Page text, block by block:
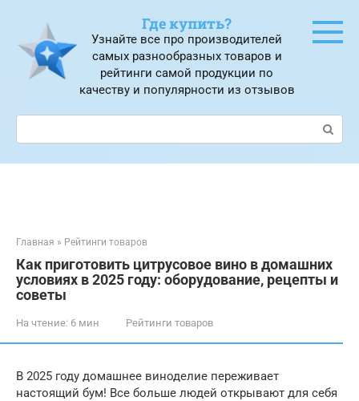
контенту
Где купить?
Узнайте все про производителей
самых разнообразных товаров и
рейтинги самой продукции по
качеству и популярности из отзывов
Поиск:
Главная » Рейтинги товаров
Как приготовить цитрусовое вино в домашних
условиях в 2025 году: оборудование, рецепты и
советы
На чтение: 6 мин Рейтинги товаров
В 2025 году домашнее виноделие переживает
настоящий бум! Все больше людей открывают для себя